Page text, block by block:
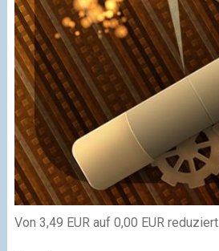
Von 3,49 EUR auf 0,00 EUR reduziert.